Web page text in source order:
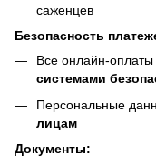
саженцев
Безопасность
Все онлайн-
системами
Персональные
лицам
Документы: